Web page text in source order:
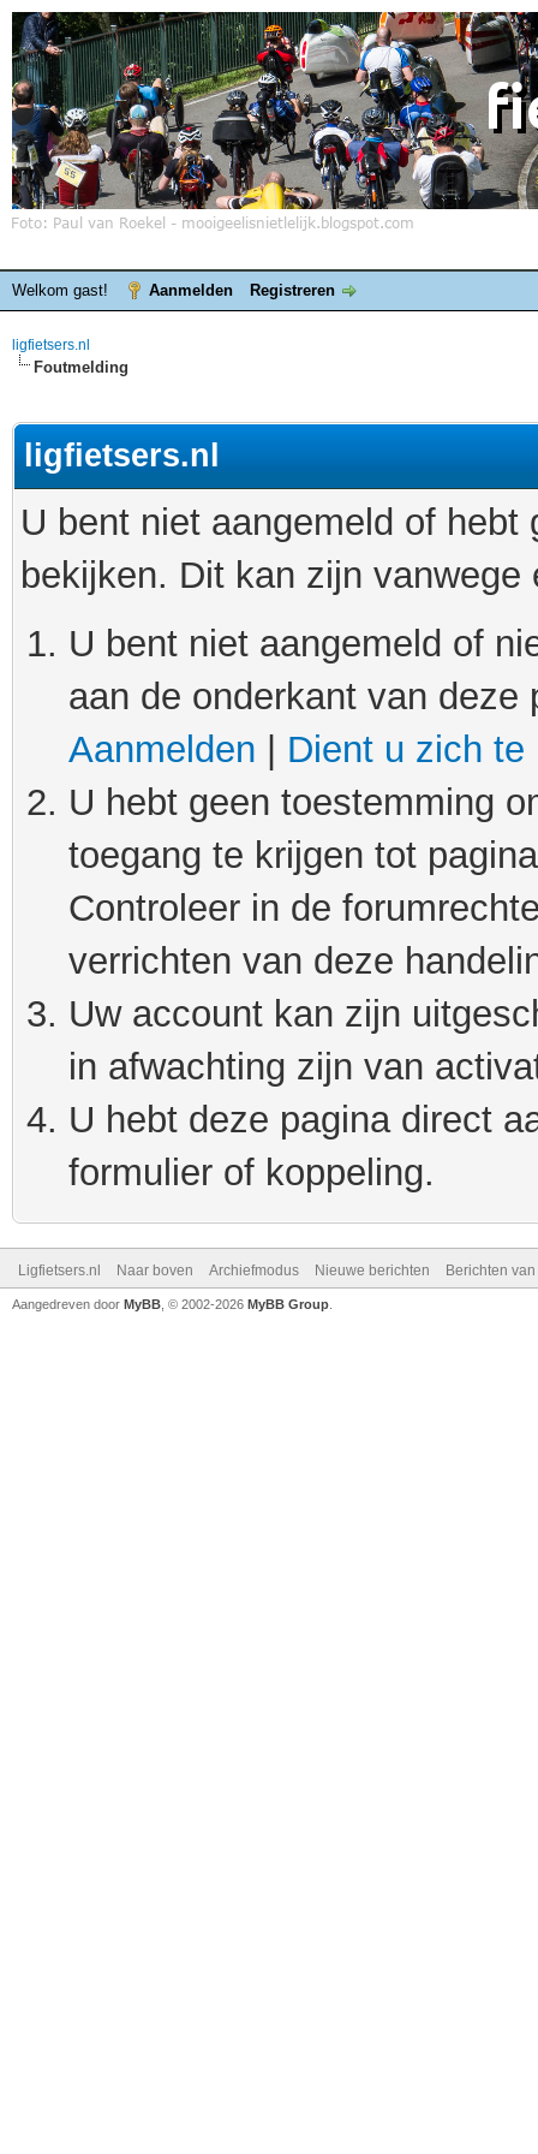
Welkom gast! Aanmelden Registreren
ligfietsers.nl
Foutmelding
ligfietsers.nl
U bent niet aangemeld of
bekijken. Dit kan zijn
U bent niet aangemeld of
aan de onderkant van
Aanmelden
Dient u zich te
U hebt geen toestemming
toegang te krijgen tot
Controleer in de
verrichten van deze
Uw account kan zijn
in afwachting zijn van
U hebt deze pagina direct
formulier of koppeling.
Ligfietsers.nl Naar boven Archiefmodus Nieuwe berichten Berichten
Aangedreven door MyBB , © 2002-2026 MyBB Group